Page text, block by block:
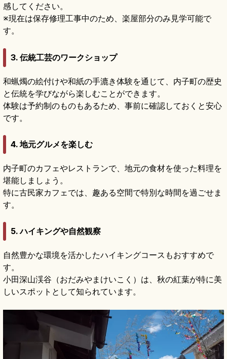
感してください。
※現在は保存修理工事中のため、楽屋部分のみ見学可能で
す。
3. 伝統工芸のワークショップ
和蝋燭の絵付けや和紙の手漉き体験を通じて、内子町の歴史
と伝統を学びながら楽しむことができます。
体験は予約制のものもあるため、事前に確認しておくと安心
です。
4. 地元グルメを楽しむ
内子町のカフェやレストランで、地元の食材を使った料理を
堪能しましょう。
特に古民家カフェでは、趣ある空間で特別な時間を過ごせま
す。
5. ハイキングや自然観察
自然豊かな環境を活かしたハイキングコースもおすすめで
す。
小田深山渓谷（おだみやまけいこく）は、秋の紅葉が特に美
しいスポットとして知られています。